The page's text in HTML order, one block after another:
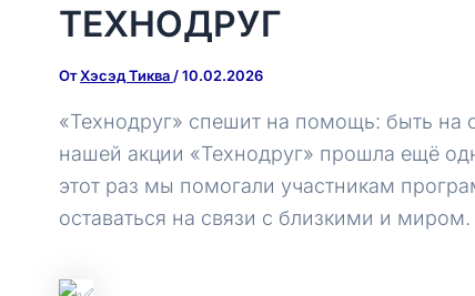
ТЕХНОДРУГ
ОтХэсэд Тиква /10.02.2026
«Технодруг» спешит на помощь: быть на
нашей акции «Технодруг» прошла ещё
этот раз мы помогали участникам
оставаться на связи с близкими и